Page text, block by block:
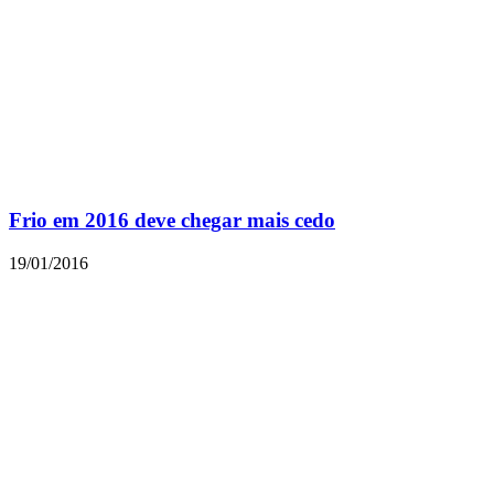
Frio em 2016 deve chegar mais cedo
19/01/2016